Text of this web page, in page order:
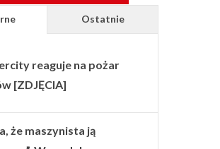
Ostatnie
reaguje na pożar
[ZDJĘCIA]
że maszynista ją